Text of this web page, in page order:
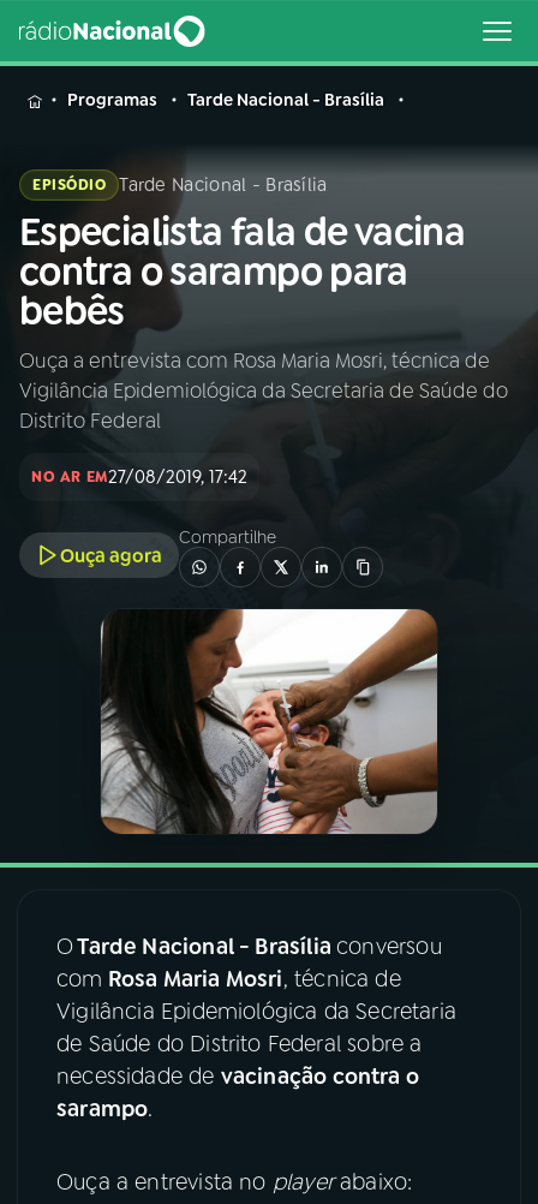
MENU
Buscar
na
Rádio
Nacional
Buscar
AO VIVO
PROGRAMAS
PODCASTS
VIDEOCASTS
08 FESTIVAL DE MÚSICA
ACOMPANHE A RÁDIO NACIONAL
YouTube
Instagram X
Programas Tarde Nacional - Brasília
EPISÓDIO Tarde Nacional - Brasília
Especialista fala de vacina
contra o sarampo para
bebês
Ouça a entrevista com Rosa Maria Mosri, técnica de
Vigilância Epidemiológica da Secretaria de Saúde do
Distrito Federal
NO AR EM27/08/2019, 17:42
Ouça agora
Compartilhe
OTarde Nacional - Brasíliaconversou
com Rosa Maria Mosri, técnica de
Vigilância Epidemiológica da Secretaria
de Saúde do Distrito Federal sobre a
necessidade de vacinação contra o
sarampo.
Ouça a entrevista no playerabaixo: